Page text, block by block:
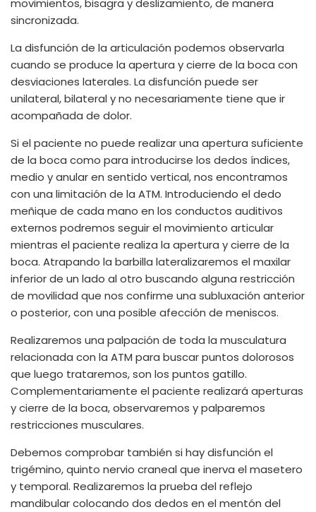
movimientos, bisagra y deslizamiento, de manera
sincronizada.
La disfunción de la articulación podemos observarla
cuando se produce la apertura y cierre de la boca con
desviaciones laterales. La disfunción puede ser
unilateral, bilateral y no necesariamente tiene que ir
acompañada de dolor.
Si el paciente no puede realizar una apertura suficiente
de la boca como para introducirse los dedos índices,
medio y anular en sentido vertical, nos encontramos
con una limitación de la ATM. Introduciendo el dedo
meñique de cada mano en los conductos auditivos
externos podremos seguir el movimiento articular
mientras el paciente realiza la apertura y cierre de la
boca. Atrapando la barbilla lateralizaremos el maxilar
inferior de un lado al otro buscando alguna restricción
de movilidad que nos confirme una subluxación anterior
o posterior, con una posible afección de meniscos.
Realizaremos una palpación de toda la musculatura
relacionada con la ATM para buscar puntos dolorosos
que luego trataremos, son los puntos gatillo.
Complementariamente el paciente realizará aperturas
y cierre de la boca, observaremos y palparemos
restricciones musculares.
Debemos comprobar también si hay disfunción el
trigémino, quinto nervio craneal que inerva el masetero
y temporal. Realizaremos la prueba del reflejo
mandibular colocando dos dedos en el mentón del